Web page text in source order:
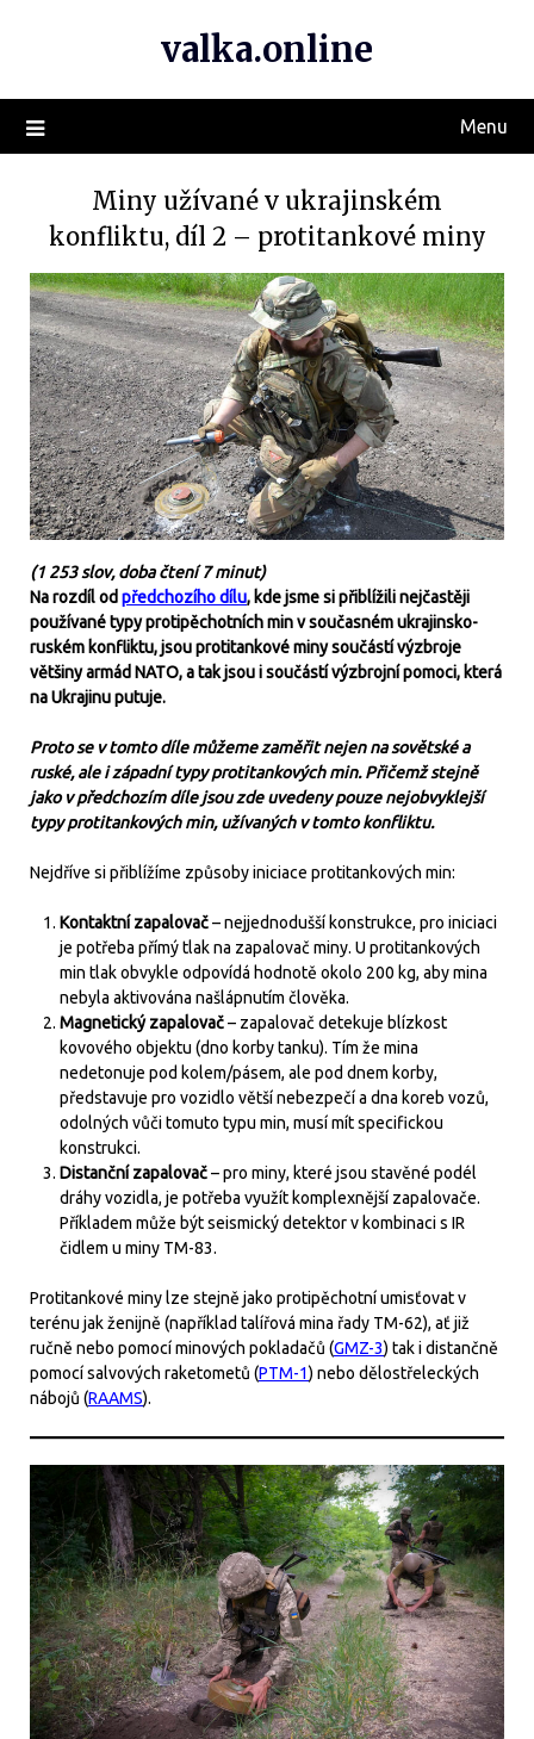
valka.online
Menu
Miny užívané v ukrajinském
konfliktu, díl 2 – protitankové miny
(1 253 slov, doba čtení 7 minut)
Na rozdíl od předchozího dílu, kde jsme si přiblížili nejčastěji
používané typy protipěchotních min v současném ukrajinsko-
ruském konfliktu, jsou protitankové miny součástí výzbroje
většiny armád NATO, a tak jsou i součástí výzbrojní pomoci, která
na Ukrajinu putuje.
Proto se v tomto díle můžeme zaměřit nejen na sovětské a
ruské, ale i západní typy protitankových min. Přičemž stejně
jako v předchozím díle jsou zde uvedeny pouze nejobvyklejší
typy protitankových min, užívaných v tomto konfliktu.
Nejdříve si přiblížíme způsoby iniciace protitankových min:
Kontaktní zapalovač– nejjednodušší konstrukce, pro iniciaci
je potřeba přímý tlak na zapalovač miny. U protitankových
min tlak obvykle odpovídá hodnotě okolo 200 kg, aby mina
nebyla aktivována našlápnutím člověka.
Magnetický zapalovač– zapalovač detekuje blízkost
kovového objektu (dno korby tanku). Tím že mina
nedetonuje pod kolem/pásem, ale pod dnem korby,
představuje pro vozidlo větší nebezpečí a dna koreb vozů,
odolných vůči tomuto typu min, musí mít specifickou
konstrukci.
Distanční zapalovač– pro miny, které jsou stavěné podél
dráhy vozidla, je potřeba využít komplexnější zapalovače.
Příkladem může být seismický detektor v kombinaci s IR
čidlem u miny TM-83.
Protitankové miny lze stejně jako protipěchotní umisťovat v
terénu jak ženijně (například talířová mina řady TM-62), ať již
ručně nebo pomocí minových pokladačů (GMZ-3) tak i distančně
pomocí salvových raketometů (PTM-1) nebo dělostřeleckých
nábojů (RAAMS).